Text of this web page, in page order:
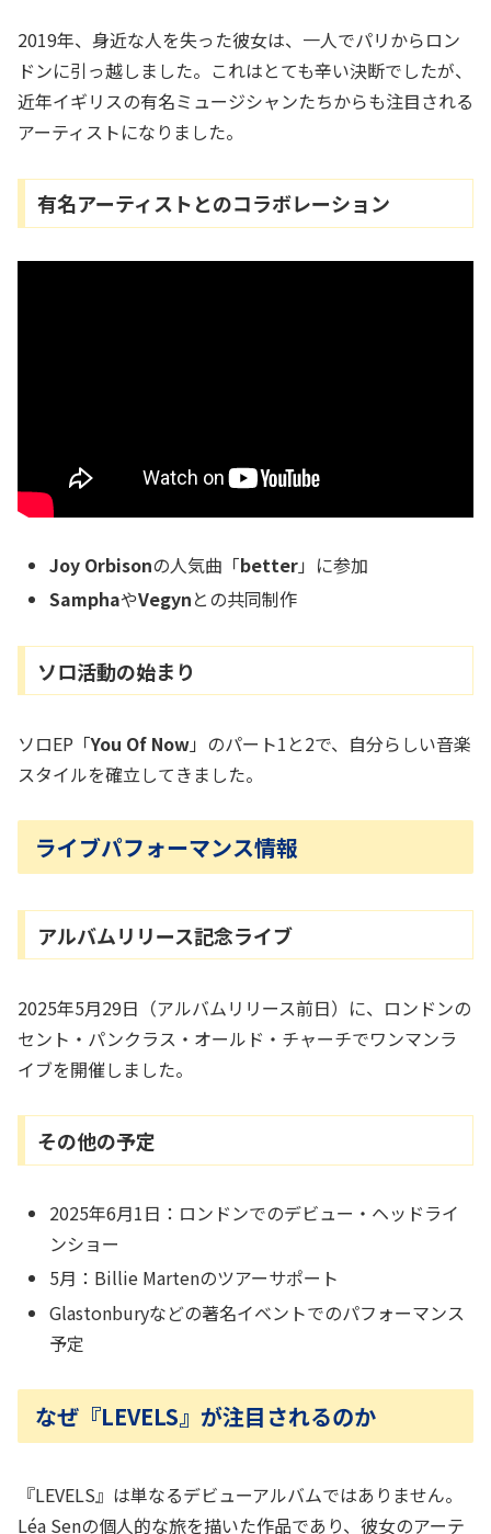
2019年、身近な人を失った彼女は、一人でパリからロン
ドンに引っ越しました。これはとても辛い決断でしたが、
近年イギリスの有名ミュージシャンたちからも注目される
アーティストになりました。
有名アーティストとのコラボレーション
Joy Orbisonの人気曲「better」に参加
SamphaやVegynとの共同制作
ソロ活動の始まり
ソロEP「You Of Now」のパート1と2で、自分らしい音楽
スタイルを確立してきました。
ライブパフォーマンス情報
アルバムリリース記念ライブ
2025年5月29日（アルバムリリース前日）に、ロンドンの
セント・パンクラス・オールド・チャーチでワンマンラ
イブを開催しました。
その他の予定
2025年6月1日：ロンドンでのデビュー・ヘッドライ
ンショー
5月：Billie Martenのツアーサポート
Glastonburyなどの著名イベントでのパフォーマンス
予定
なぜ『LEVELS』が注目されるのか
『LEVELS』は単なるデビューアルバムではありません。
Léa Senの個人的な旅を描いた作品であり、彼女のアーテ